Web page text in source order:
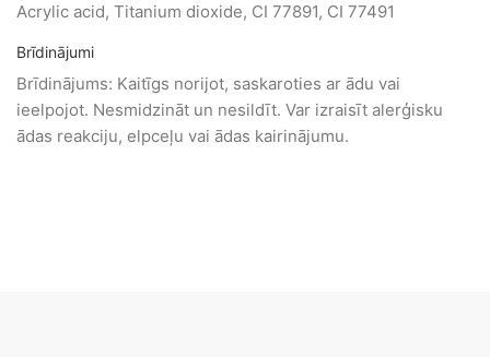
Acrylic acid, Titanium dioxide, CI 77891, CI 77491
Brīdinājumi
Brīdinājums: Kaitīgs norijot, saskaroties ar ādu vai
ieelpojot. Nesmidzināt un nesildīt. Var izraisīt alerģisku
ādas reakciju, elpceļu vai ādas kairinājumu.